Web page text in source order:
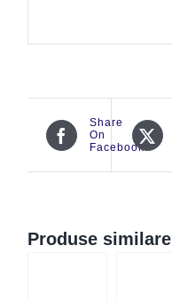
Share
On
Facebook
Produse similare